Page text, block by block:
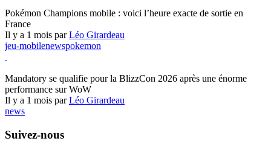
Pokémon Champions mobile : voici l’heure exacte de sortie en
France
Il y a 1 mois parLéo Girardeau
jeu-mobilenewspokemon
Mandatory se qualifie pour la BlizzCon 2026 après une énorme
performance sur WoW
Il y a 1 mois parLéo Girardeau
news
Suivez-nous